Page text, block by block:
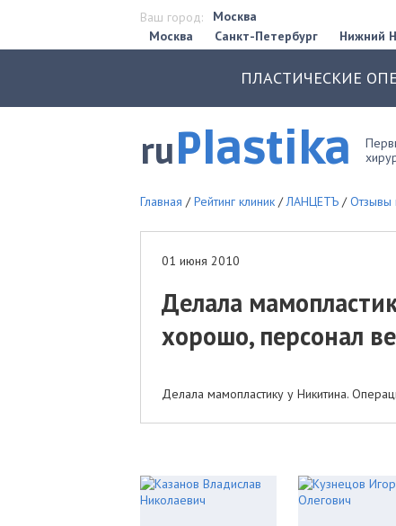
Ваш город:
Москва
Москва
Санкт-Петербург Нижний
ПЛАСТИЧЕСКИЕ
ruPlastika
Главная /Рейтинг клиник /ЛАНЦЕТЪ /Отзывы
01 июня 2010
Делала
хорошо, персонал
Делала мамопластику у Никитина.